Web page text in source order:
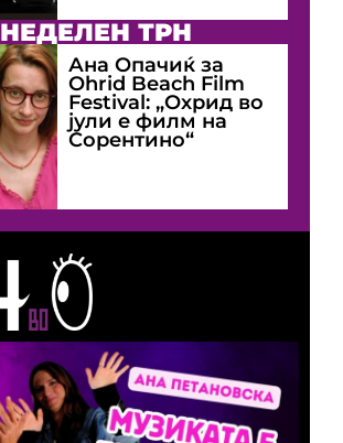
НЕДЕЛЕН ТРН
Ана Опачиќ за
Оhrid Beach Film
Festival: „Охрид во
јули е филм на
Сорентино“